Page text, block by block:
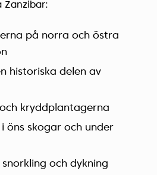
Zanzibar:
på norra och östra
historiska delen av
kryddplantagerna
öns skogar och under
och dykning